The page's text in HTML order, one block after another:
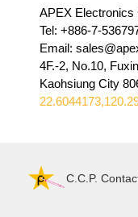
APEX Electronics
Tel: +886-7-
Email:
4F.-2, No.10,
Kaohsiung City
C.C.P.